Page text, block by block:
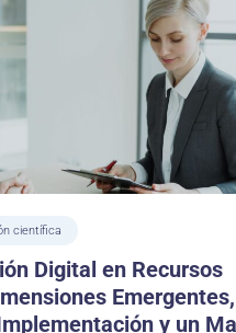
científica
Digital en Recursos
Emergentes,
y un